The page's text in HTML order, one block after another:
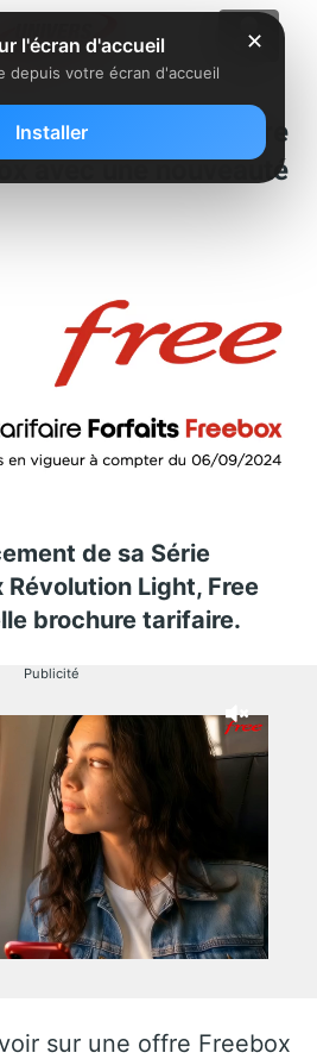
nouvelle brochure
avec une nouveauté
de sa Série
Révolution Light, Free
brochure tarifaire.
Publicité
sur une offre Freebox
✕
l'écran d'accueil
depuis votre écran d'accueil
Installer